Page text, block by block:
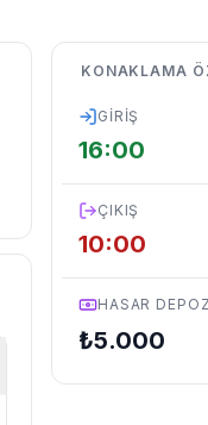
KONAKLAMA
GIRIŞ
16:00
ÇIKIŞ
10:00
HASAR
₺5.000